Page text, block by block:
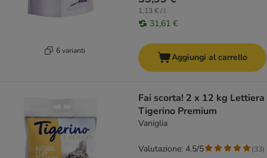
6 varianti
1,13 € / l
31,61 €
Aggiungi al carrello
Fai scorta! 2 x 12 kg Lettiera
Tigerino Premium
Vaniglia
Valutazione: 4.5/5 (33)